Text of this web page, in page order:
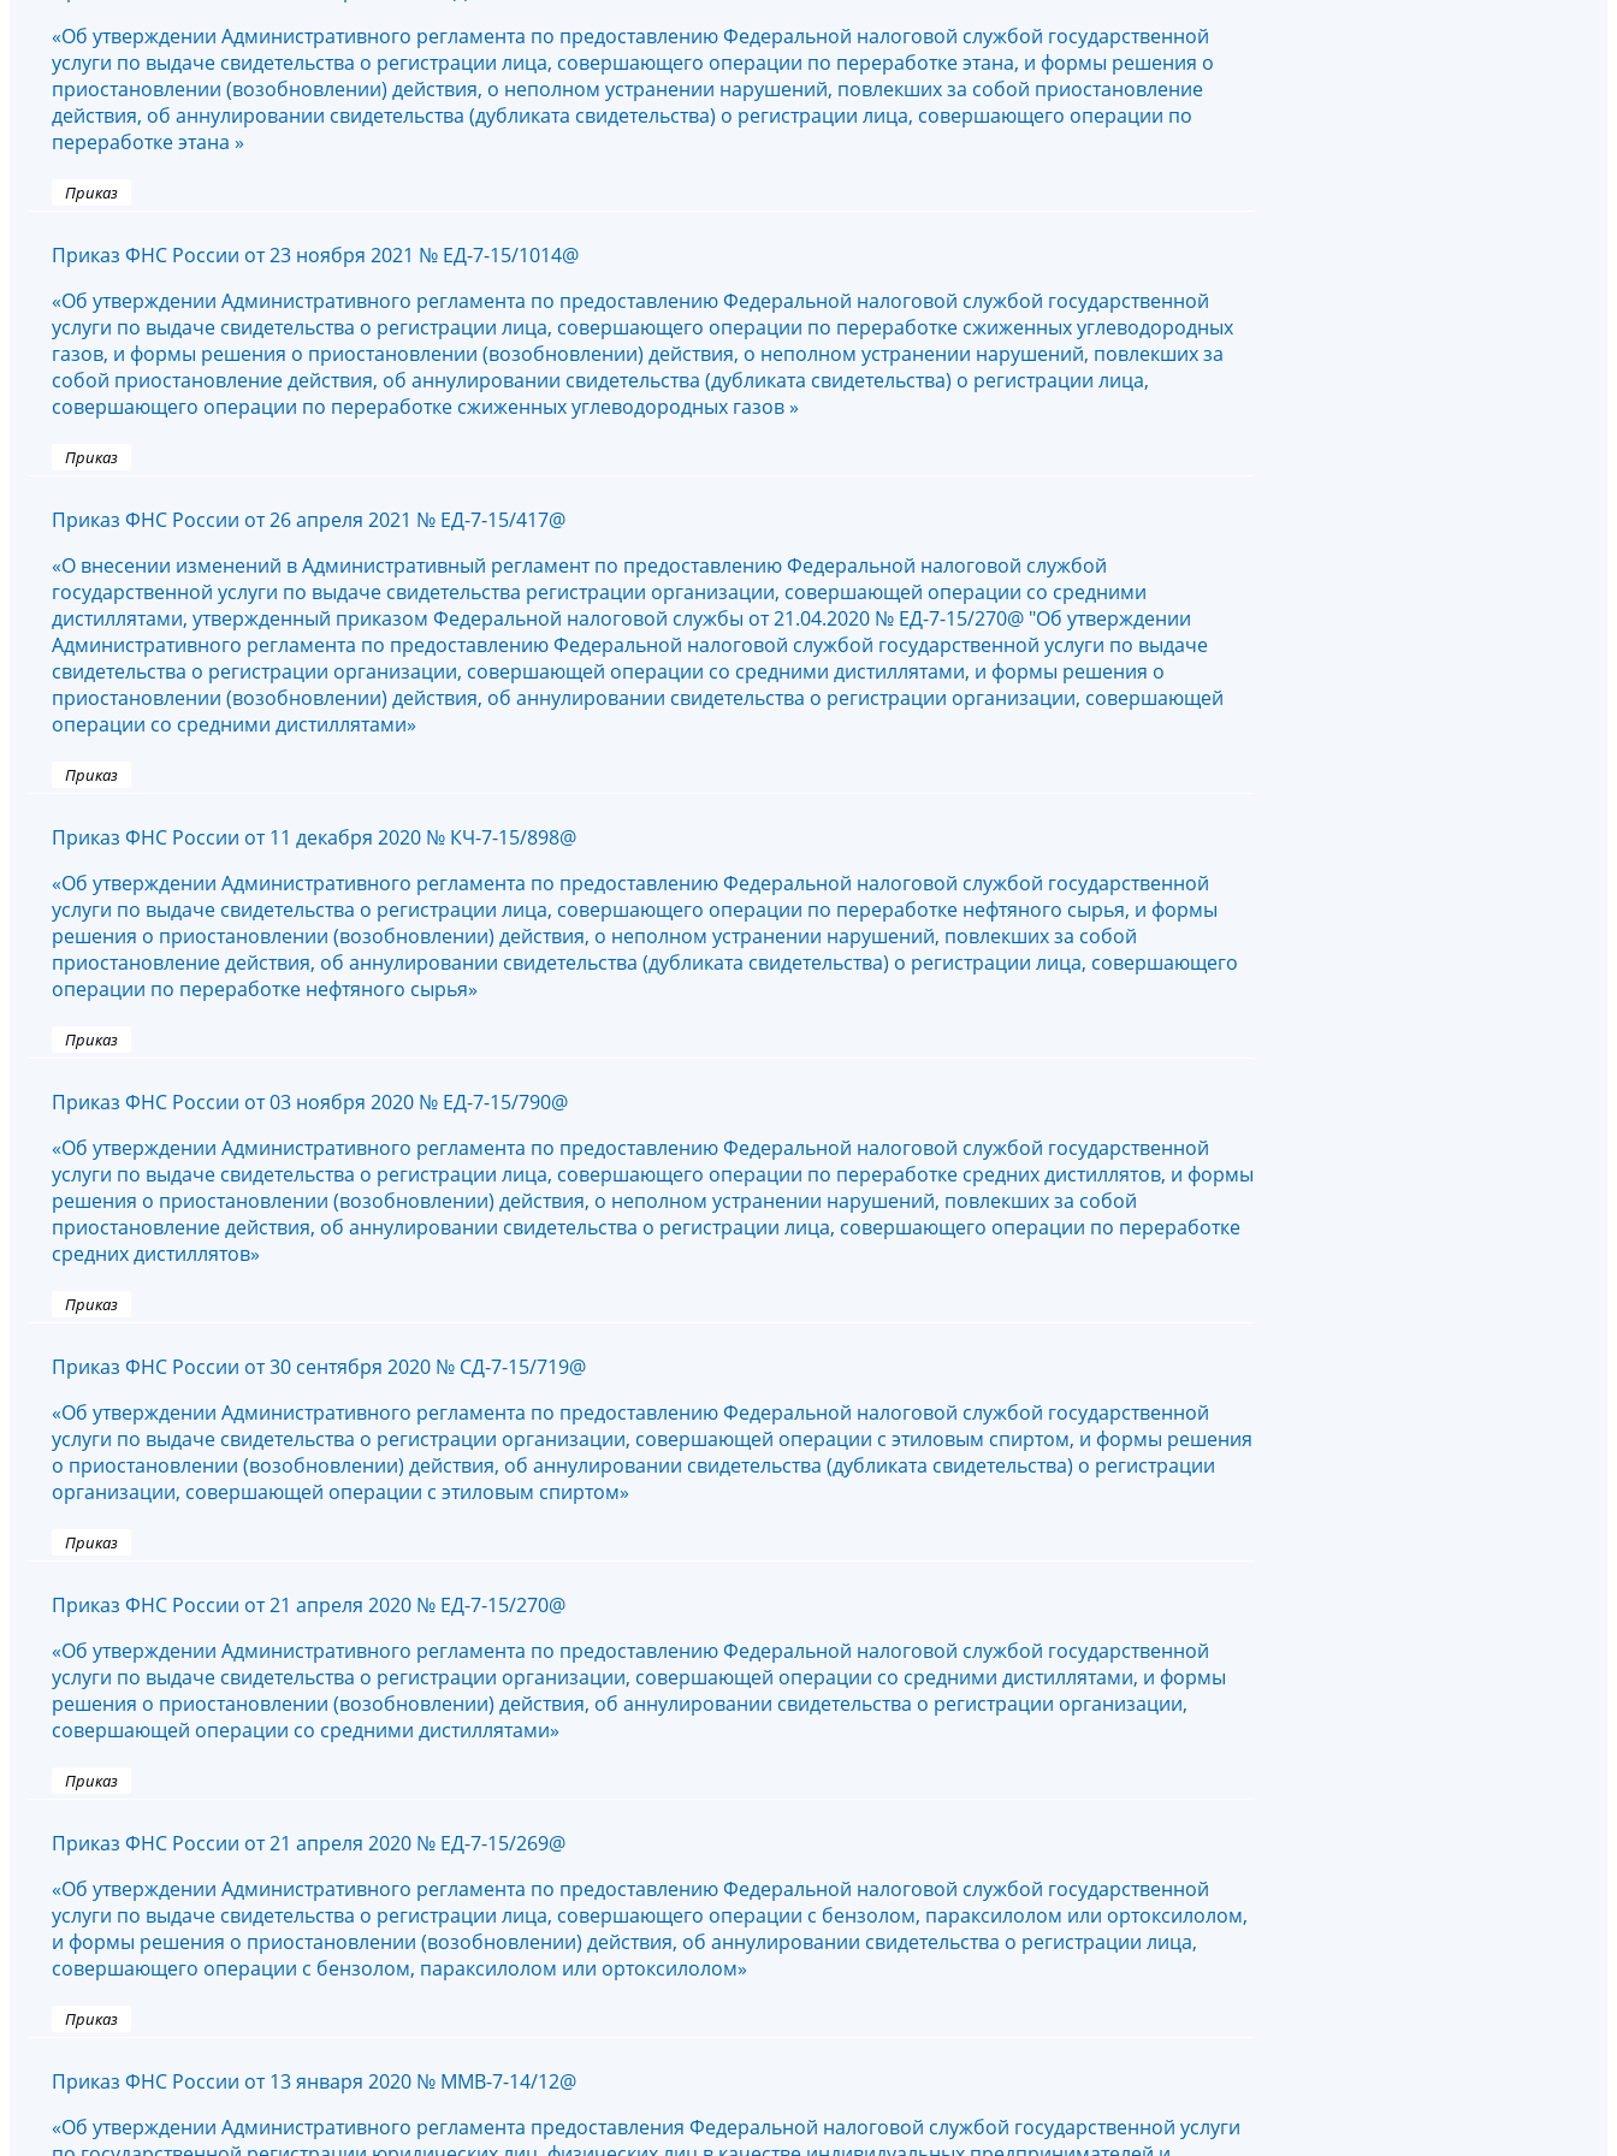
«Об утверждении Административного регламента по предоставлению Федеральной налоговой службой государственной
услуги по выдаче свидетельства о регистрации лица, совершающего операции по переработке этана, и формы решения о
приостановлении (возобновлении) действия, о неполном устранении нарушений, повлекших за собой приостановление
действия, об аннулировании свидетельства (дубликата свидетельства) о регистрации лица, совершающего операции по
переработке этана »
Приказ
Приказ ФНС России от 23 ноября 2021 № ЕД-7-15/1014@
«Об утверждении Административного регламента по предоставлению Федеральной налоговой службой государственной
услуги по выдаче свидетельства о регистрации лица, совершающего операции по переработке сжиженных углеводородных
газов, и формы решения о приостановлении (возобновлении) действия, о неполном устранении нарушений, повлекших за
собой приостановление действия, об аннулировании свидетельства (дубликата свидетельства) о регистрации лица,
совершающего операции по переработке сжиженных углеводородных газов »
Приказ
Приказ ФНС России от 26 апреля 2021 № ЕД-7-15/417@
«О внесении изменений в Административный регламент по предоставлению Федеральной налоговой службой
государственной услуги по выдаче свидетельства регистрации организации, совершающей операции со средними
дистиллятами, утвержденный приказом Федеральной налоговой службы от 21.04.2020 № ЕД-7-15/270@ "Об утверждении
Административного регламента по предоставлению Федеральной налоговой службой государственной услуги по выдаче
свидетельства о регистрации организации, совершающей операции со средними дистиллятами, и формы решения о
приостановлении (возобновлении) действия, об аннулировании свидетельства о регистрации организации, совершающей
операции со средними дистиллятами»
Приказ
Приказ ФНС России от 11 декабря 2020 № КЧ-7-15/898@
«Об утверждении Административного регламента по предоставлению Федеральной налоговой службой государственной
услуги по выдаче свидетельства о регистрации лица, совершающего операции по переработке нефтяного сырья, и формы
решения о приостановлении (возобновлении) действия, о неполном устранении нарушений, повлекших за собой
приостановление действия, об аннулировании свидетельства (дубликата свидетельства) о регистрации лица, совершающего
операции по переработке нефтяного сырья»
Приказ
Приказ ФНС России от 03 ноября 2020 № ЕД-7-15/790@
«Об утверждении Административного регламента по предоставлению Федеральной налоговой службой государственной
услуги по выдаче свидетельства о регистрации лица, совершающего операции по переработке средних дистиллятов, и формы
решения о приостановлении (возобновлении) действия, о неполном устранении нарушений, повлекших за собой
приостановление действия, об аннулировании свидетельства о регистрации лица, совершающего операции по переработке
средних дистиллятов»
Приказ
Приказ ФНС России от 30 сентября 2020 № СД-7-15/719@
«Об утверждении Административного регламента по предоставлению Федеральной налоговой службой государственной
услуги по выдаче свидетельства о регистрации организации, совершающей операции с этиловым спиртом, и формы решения
о приостановлении (возобновлении) действия, об аннулировании свидетельства (дубликата свидетельства) о регистрации
организации, совершающей операции с этиловым спиртом»
Приказ
Приказ ФНС России от 21 апреля 2020 № ЕД-7-15/270@
«Об утверждении Административного регламента по предоставлению Федеральной налоговой службой государственной
услуги по выдаче свидетельства о регистрации организации, совершающей операции со средними дистиллятами, и формы
решения о приостановлении (возобновлении) действия, об аннулировании свидетельства о регистрации организации,
совершающей операции со средними дистиллятами»
Приказ
Приказ ФНС России от 21 апреля 2020 № ЕД-7-15/269@
«Об утверждении Административного регламента по предоставлению Федеральной налоговой службой государственной
услуги по выдаче свидетельства о регистрации лица, совершающего операции с бензолом, параксилолом или ортоксилолом,
и формы решения о приостановлении (возобновлении) действия, об аннулировании свидетельства о регистрации лица,
совершающего операции с бензолом, параксилолом или ортоксилолом»
Приказ
Приказ ФНС России от 13 января 2020 № ММВ-7-14/12@
«Об утверждении Административного регламента предоставления Федеральной налоговой службой государственной услуги